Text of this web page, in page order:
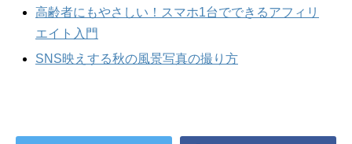
高齢者にもやさしい！スマホ1台でできるアフィリ
エイト入門
SNS映えする秋の風景写真の撮り方